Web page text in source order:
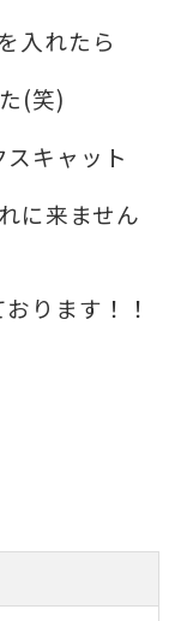
入れたら
(笑)
キャット
に来ません
ります！！